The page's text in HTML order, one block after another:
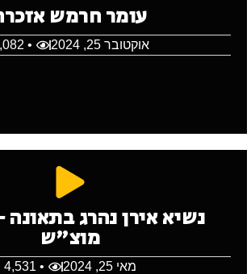
עומר חרמש
אוקטובר 25, 2024 • 3,082
נשיא אירן נהרג
מוצ"ש
מאי 25, 2024 • 4,531